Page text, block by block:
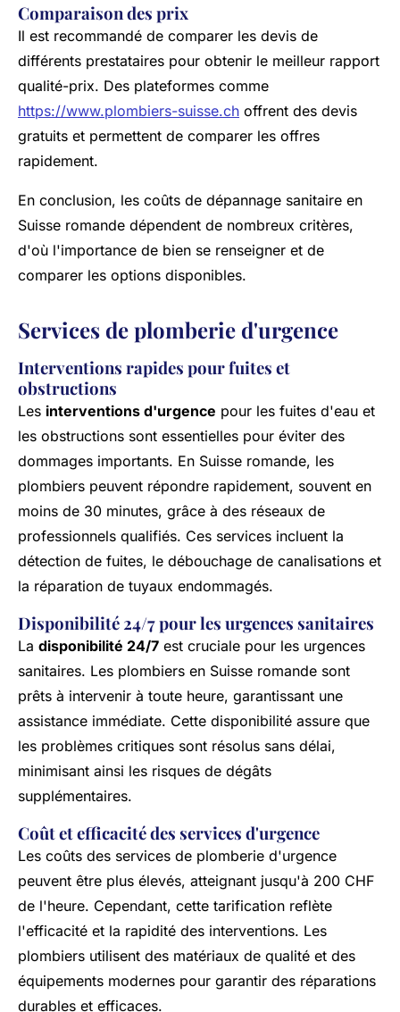
Comparaison des prix
Il est recommandé de comparer les devis de
différents prestataires pour obtenir le meilleur rapport
qualité-prix. Des plateformes comme
https://www.plombiers-suisse.ch offrent des devis
gratuits et permettent de comparer les offres
rapidement.
En conclusion, les coûts de dépannage sanitaire en
Suisse romande dépendent de nombreux critères,
d'où l'importance de bien se renseigner et de
comparer les options disponibles.
Services de plomberie d'urgence
Interventions rapides pour fuites et
obstructions
Les interventions d'urgence pour les fuites d'eau et
les obstructions sont essentielles pour éviter des
dommages importants. En Suisse romande, les
plombiers peuvent répondre rapidement, souvent en
moins de 30 minutes, grâce à des réseaux de
professionnels qualifiés. Ces services incluent la
détection de fuites, le débouchage de canalisations et
la réparation de tuyaux endommagés.
Disponibilité 24/7 pour les urgences sanitaires
La disponibilité 24/7 est cruciale pour les urgences
sanitaires. Les plombiers en Suisse romande sont
prêts à intervenir à toute heure, garantissant une
assistance immédiate. Cette disponibilité assure que
les problèmes critiques sont résolus sans délai,
minimisant ainsi les risques de dégâts
supplémentaires.
Coût et efficacité des services d'urgence
Les coûts des services de plomberie d'urgence
peuvent être plus élevés, atteignant jusqu'à 200 CHF
de l'heure. Cependant, cette tarification reflète
l'efficacité et la rapidité des interventions. Les
plombiers utilisent des matériaux de qualité et des
équipements modernes pour garantir des réparations
durables et efficaces.